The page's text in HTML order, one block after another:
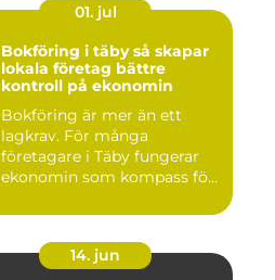
01. jul
Bokföring i täby så skapar
lokala företag bättre
kontroll på ekonomin
Bokföring är mer än ett
lagkrav. För många
företagare i Täby fungerar
ekonomin som kompass för
14. jun